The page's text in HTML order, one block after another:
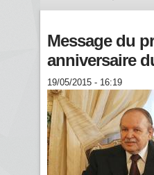
Message du
anniversaire
19/05/2015 - 16:19